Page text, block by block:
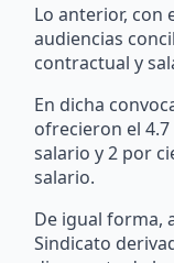
Lo anterior, con
audiencias
contractual y
En dicha
ofrecieron el
salario y 2 por
salario.
De igual forma,
Sindicato